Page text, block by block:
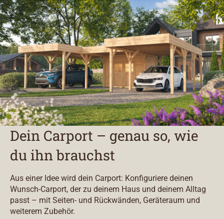
Dein Carport – genau so, wie
du ihn brauchst
Aus einer Idee wird dein Carport: Konfiguriere deinen
Wunsch-Carport, der zu deinem Haus und deinem Alltag
passt – mit Seiten- und Rückwänden, Geräteraum und
weiterem Zubehör.